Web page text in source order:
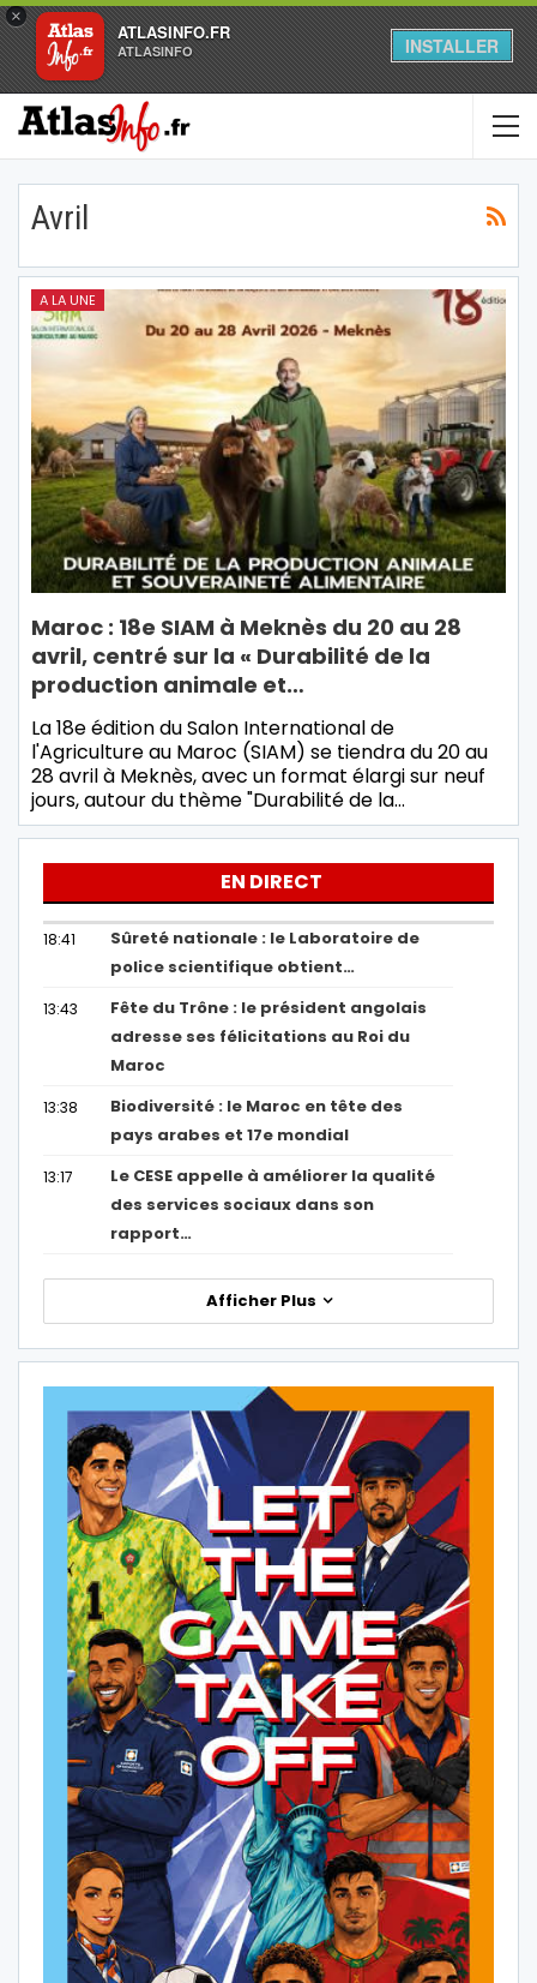
×
ATLASINFO.FR
ATLASINFO INSTALLER
Avril
A LA UNE
Maroc : 18e SIAM à Meknès du 20 au 28
avril, centré sur la « Durabilité de la
production animale et…
La 18e édition du Salon International de
l'Agriculture au Maroc (SIAM) se tiendra du 20 au
28 avril à Meknès, avec un format élargi sur neuf
jours, autour du thème "Durabilité de la…
EN DIRECT
18:41
Sûreté nationale : le Laboratoire de
police scientifique obtient…
13:43
Fête du Trône : le président angolais
adresse ses félicitations au Roi du
Maroc
13:38
Biodiversité : le Maroc en tête des
pays arabes et 17e mondial
13:17
Le CESE appelle à améliorer la qualité
des services sociaux dans son
rapport…
Afficher Plus